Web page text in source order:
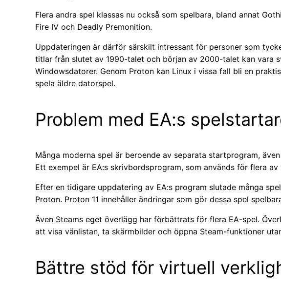
Flera andra spel klassas nu också som spelbara, bland annat
Fire IV och Deadly Premonition.
Uppdateringen är därför särskilt intressant för personer som
titlar från slutet av 1990-talet och början av 2000-talet kan vara
Windowsdatorer. Genom Proton kan Linux i vissa fall bli en
spela äldre datorspel.
Problem med EA:s
Många moderna spel är beroende av separata startprogram,
Ett exempel är EA:s skrivbordsprogram, som används för flera
Efter en tidigare uppdatering av EA:s program slutade många
Proton. Proton 11 innehåller ändringar som gör dessa spel
Även Steams eget överlägg har förbättrats för flera EA-spel.
att visa vänlistan, ta skärmbilder och öppna Steam-funktioner
Bättre stöd för virtuell